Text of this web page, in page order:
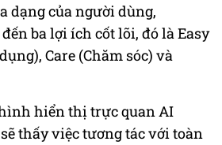
dạng của người dùng,
ba lợi ích cốt lõi, đó là Easy
Care (Chăm sóc) và
hiển thị trực quan AI
thấy việc tương tác với toàn